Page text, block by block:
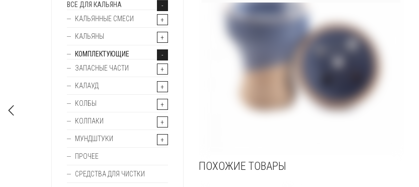
ПОХОЖИЕ ТОВАРЫ
ВСЕ ДЛЯ КАЛЬЯНА
КАЛЬЯННЫЕ СМЕСИ
КАЛЬЯНЫ
КОМПЛЕКТУЮЩИЕ
ЗАПАСНЫЕ ЧАСТИ
КАЛАУД
КОЛБЫ
КОЛПАКИ
МУНДШТУКИ
ПРОЧЕЕ
СРЕДСТВА ДЛЯ ЧИСТКИ